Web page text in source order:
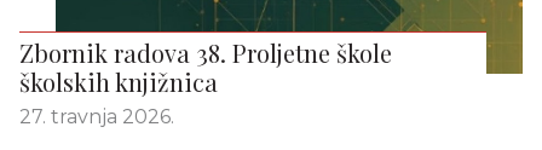
Zbornik radova 38. Proljetne škole
školskih knjižnica
27. travnja 2026.